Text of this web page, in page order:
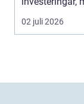
aktörer och
02 juli 2026